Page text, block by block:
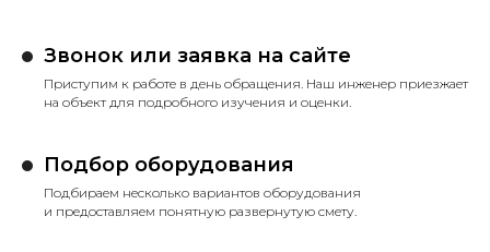
Звонок или заявка на сайте
Приступим к работе в день обращения. Наш инженер приезжает
на объект для подробного изучения и оценки.
Подбор оборудования
Подбираем несколько вариантов оборудования
и предоставляем понятную развернутую смету.